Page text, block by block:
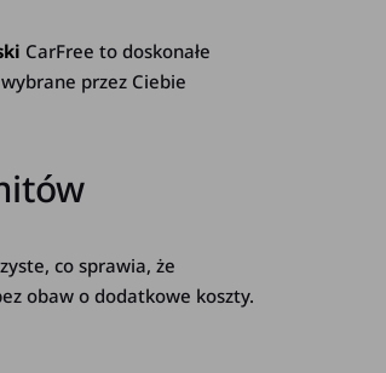
CarFree to doskonałe
przez Ciebie
co sprawia, że
obaw o dodatkowe koszty.